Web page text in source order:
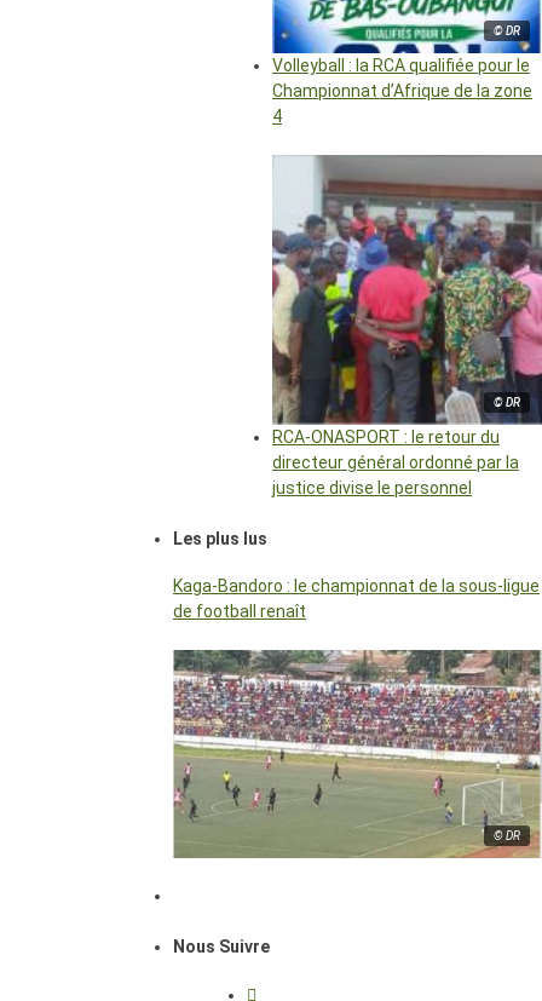
© DR
Volleyball : la RCA qualifiée pour le
Championnat d’Afrique de la zone
4
© DR
RCA-ONASPORT : le retour du
directeur général ordonné par la
justice divise le personnel
Les plus lus
Kaga-Bandoro : le championnat de la sous-ligue
de football renaît
© DR
Nous Suivre